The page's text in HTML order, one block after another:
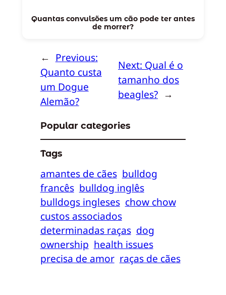
Quantas convulsões um cão pode ter antes
de morrer?
← Previous:
Quanto custa
um Dogue
Alemão?
Next: Qual é o
tamanho dos
beagles? →
Popular categories
Tags
amantes de cães bulldog
francês bulldog inglês
bulldogs ingleses chow chow
custos associados
determinadas raças dog
ownership health issues
precisa de amor raças de cães